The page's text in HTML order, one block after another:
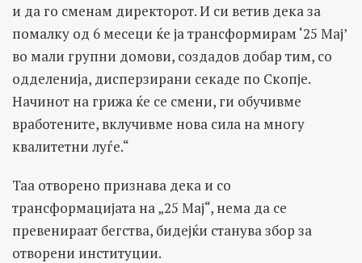
и да го сменам директорот. И си ветив дека за
помалку од 6 месеци ќе ја трансформирам ‘25 Мај’
во мали групни домови, создадов добар тим, со
одделенија, дисперзирани секаде по Скопје.
Начинот на грижа ќе се смени, ги обучивме
вработените, вклучивме нова сила на многу
квалитетни луѓе.“
Таа отворено признава дека и со
трансформацијата на „25 Мај“, нема да се
превенираат бегства, бидејќи станува збор за
отворени институции.